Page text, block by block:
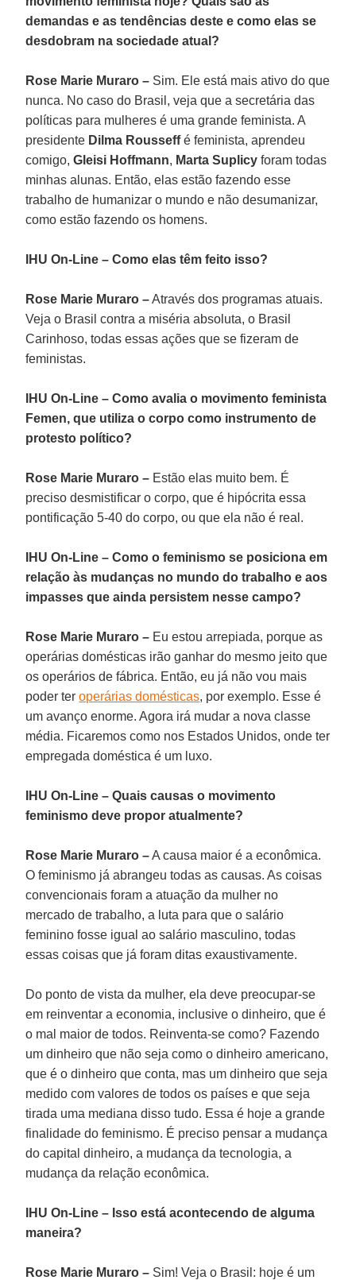
demandas e as tendências deste e como elas se
desdobram na sociedade atual?
Rose Marie Muraro – Sim. Ele está mais ativo do que
nunca. No caso do Brasil, veja que a secretária das
políticas para mulheres é uma grande feminista. A
presidente Dilma Rousseffé feminista, aprendeu
comigo, Gleisi Hoffmann, Marta Suplicy foram todas
minhas alunas. Então, elas estão fazendo esse
trabalho de humanizar o mundo e não desumanizar,
como estão fazendo os homens.
IHU On-Line – Como elas têm feito isso?
Rose Marie Muraro –Através dos programas atuais.
Veja o Brasil contra a miséria absoluta, o Brasil
Carinhoso, todas essas ações que se fizeram de
feministas.
IHU On-Line – Como avalia o movimento feminista
Femen, que utiliza o corpo como instrumento de
protesto político?
Rose Marie Muraro – Estão elas muito bem. É
preciso desmistificar o corpo, que é hipócrita essa
pontificação 5-40 do corpo, ou que ela não é real.
IHU On-Line – Como o feminismo se posiciona em
relação às mudanças no mundo do trabalho e aos
impasses que ainda persistem nesse campo?
Rose Marie Muraro – Eu estou arrepiada, porque as
operárias domésticas irão ganhar do mesmo jeito que
os operários de fábrica. Então, eu já não vou mais
poder teroperárias domésticas, por exemplo. Esse é
um avanço enorme. Agora irá mudar a nova classe
média. Ficaremos como nos Estados Unidos, onde ter
empregada doméstica é um luxo.
IHU On-Line – Quais causas o movimento
feminismo deve propor atualmente?
Rose Marie Muraro –A causa maior é a econômica.
O feminismo já abrangeu todas as causas. As coisas
convencionais foram a atuação da mulher no
mercado de trabalho, a luta para que o salário
feminino fosse igual ao salário masculino, todas
essas coisas que já foram ditas exaustivamente.
Do ponto de vista da mulher, ela deve preocupar-se
em reinventar a economia, inclusive o dinheiro, que é
o mal maior de todos. Reinventa-se como? Fazendo
um dinheiro que não seja como o dinheiro americano,
que é o dinheiro que conta, mas um dinheiro que seja
medido com valores de todos os países e que seja
tirada uma mediana disso tudo. Essa é hoje a grande
finalidade do feminismo. É preciso pensar a mudança
do capital dinheiro, a mudança da tecnologia, a
mudança da relação econômica.
IHU On-Line – Isso está acontecendo de alguma
maneira?
Rose Marie Muraro – Sim! Veja o Brasil: hoje é um